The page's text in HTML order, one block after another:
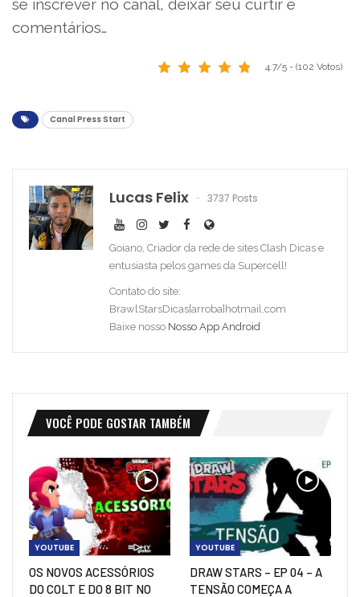
se inscrever no canal, deixar seu curtir e
comentários…
4.7/5 - (102 Votos)
Canal Press Start
Lucas Felix 3737 Posts
Goiano, Criador da rede de sites Clash Dicas e
entusiasta pelos games da Supercell!
Contato do site:
BrawlStarsDicas[arroba]hotmail.com
Baixe nosso Nosso App Android
VOCÊ PODE GOSTAR TAMBÉM
YOUTUBE
OS NOVOS ACESSÓRIOS
DO COLT E DO 8 BIT NO
YOUTUBE
DRAW STARS – EP 04 – A
TENSÃO COMEÇA A